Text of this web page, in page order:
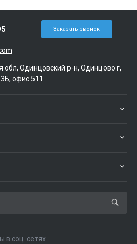
Заказать звонок
обл, Одинцовский р-н, Одинцово г,
офис 511
в соц. сетях